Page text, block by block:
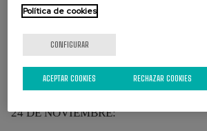
ayuntamiento)
23 DE NOVIEMBRE:
EIBAR (18.00h, txolarte)
24 DE NOVIEMBRE:
Política de cookies
CONFIGURAR
RECHAZAR COOKIES
ACEPTAR COOKIES